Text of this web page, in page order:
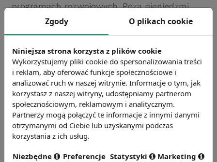
programach rozwojowych. Poza pieniędzmi,
środkiem do zwiększenia zaangażowania
pracowników mogą być także pozytywne
współpracowników czy jasna ścieżka rozwoju
w firmie.
Źródło: https://www.bankier.pl/
Chcesz wiedzieć więcej?
Zobacz więcej wiadomości
Zgody O plikach cookie
Niniejsza strona korzysta z plików cookie
Wykorzystujemy pliki cookie do spersonalizowania treści
i reklam, aby oferować funkcje społecznościowe i
analizować ruch w naszej witrynie. Informacje o tym, jak
korzystasz z naszej witryny, udostępniamy partnerom
społecznościowym, reklamowym i analitycznym.
Partnerzy mogą połączyć te informacje z innymi danymi
otrzymanymi od Ciebie lub uzyskanymi podczas
korzystania z ich usług.
Niezbędne Preferencje Statystyki Marketing